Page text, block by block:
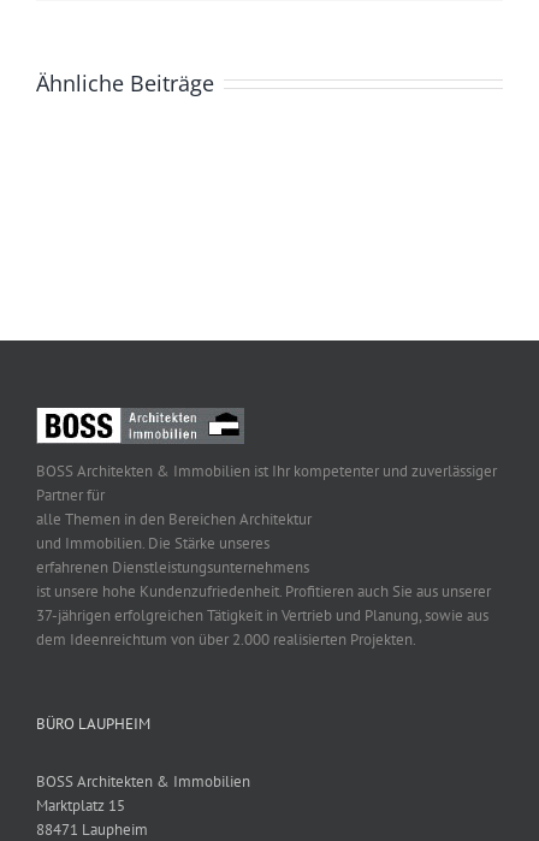
Ähnliche Beiträge
BOSS Architekten & Immobilien ist Ihr kompetenter und zuverlässiger
Partner für
alle Themen in den Bereichen Architektur
und Immobilien. Die Stärke unseres
erfahrenen Dienstleistungsunternehmens
ist unsere hohe Kundenzufriedenheit. Profitieren auch Sie aus unserer
37-jährigen erfolgreichen Tätigkeit in Vertrieb und Planung, sowie aus
dem Ideenreichtum von über 2.000 realisierten Projekten.
BÜRO LAUPHEIM
BOSS Architekten & Immobilien
Marktplatz 15
88471 Laupheim